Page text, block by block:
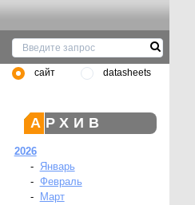
сайт datasheets
АРХИВ
2026
-
Январь
- Февраль
-
Март